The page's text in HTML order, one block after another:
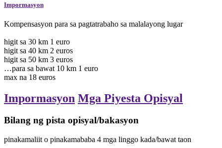
Impormasyon
Kompensasyon para sa pagtatrabaho sa malalayong lugar
higit sa 30 km 1 euro
higit sa 40 km 2 euros
higit sa 50 km 3 euros
…para sa bawat 10 km 1 euro
max na 18 euros
Impormasyon Mga Piyesta Opisyal
Bilang ng pista opisyal/bakasyon
pinakamaliit o pinakamababa 4 mga linggo kada/bawat taon